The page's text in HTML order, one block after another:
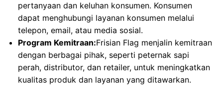
pertanyaan dan keluhan konsumen. Konsumen
dapat menghubungi layanan konsumen melalui
telepon, email, atau media sosial.
Program Kemitraan:Frisian Flag menjalin kemitraan
dengan berbagai pihak, seperti peternak sapi
perah, distributor, dan retailer, untuk meningkatkan
kualitas produk dan layanan yang ditawarkan.